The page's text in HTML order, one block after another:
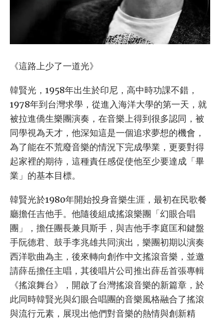
《這路上少了一道光》
韓賢光，1958年出生於印尼，高中時功課不錯，
1978年到台灣求學，從進入海洋大學的第一天，就
被拉進僑生樂團演奏，在音樂上得到很多認同，被
同學視為天才，他深知這是一個追求夢想的機會，
為了能在不荒廢音樂的情況下完成學業，更要對得
起家裡的期待，這種責任感促使他至少要達成「畢
業」的基本目標。
韓賢光於1980年開始投身音樂生涯，最初在民歌餐
廳擔任吉他手。他隨後組成搖滾樂團「幻眼合唱
團」，擔任團長兼貝斯手，與吉他手李庭匡和鍵盤
手阮德君、鼓手李兆雄共同演出，樂團初期以演奏
西洋歌曲為主，後來轉向創作中文搖滾音樂，並邀
請薛岳擔任主唱，其後唱片公司推出薛岳首張專輯
《搖滾舞台》，開啟了台灣搖滾音樂的新篇章，於
此同時韓賢光與幻眼合唱團的音樂風格融合了搖滾
與流行元素，展現出他們對音樂的熱情與創新精